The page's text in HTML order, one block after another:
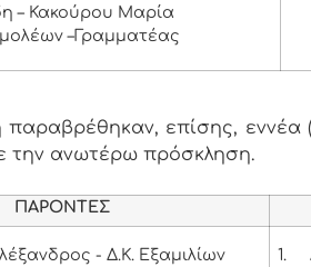
– Κακούρου Μαρία
–Γραμματέας
παραβρέθηκαν, επίσης, εννέα
την ανωτέρω πρόσκληση.
ΠΑΡΟΝΤΕΣ
- Δ.Κ. Εξαμιλίων
1.